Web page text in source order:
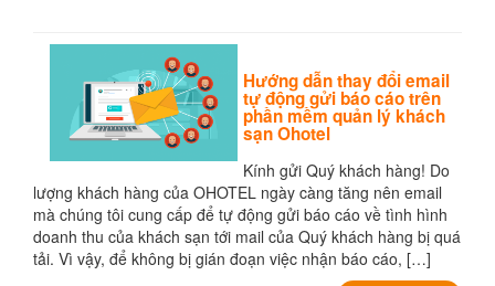
Hướng dẫn thay đổi email
tự động gửi báo cáo trên
phần mềm quản lý khách
sạn Ohotel
Kính gửi Quý khách hàng! Do
lượng khách hàng của OHOTEL ngày càng tăng nên email
mà chúng tôi cung cấp để tự động gửi báo cáo về tình hình
doanh thu của khách sạn tới mail của Quý khách hàng bị quá
tải. Vì vậy, để không bị gián đoạn việc nhận báo cáo, […]